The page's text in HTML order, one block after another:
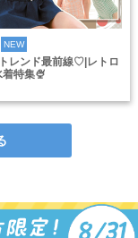
NEW
レンド最前線♡|レトロ
特集🍨